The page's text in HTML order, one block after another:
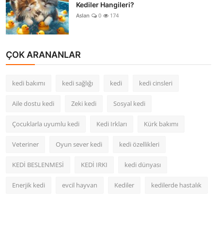
Kediler Hangileri?
Aslan 0 174
ÇOK ARANANLAR
kedi bakımı kedi sağlığı kedi kedi cinsleri
Aile dostu kedi Zeki kedi Sosyal kedi
Çocuklarla uyumlu kedi Kedi Irkları Kürk bakımı
Veteriner Oyun sever kedi kedi özellikleri
KEDİ BESLENMESİ KEDİ IRKI kedi dünyası
Enerjik kedi evcil hayvan Kediler kedilerde hastalık